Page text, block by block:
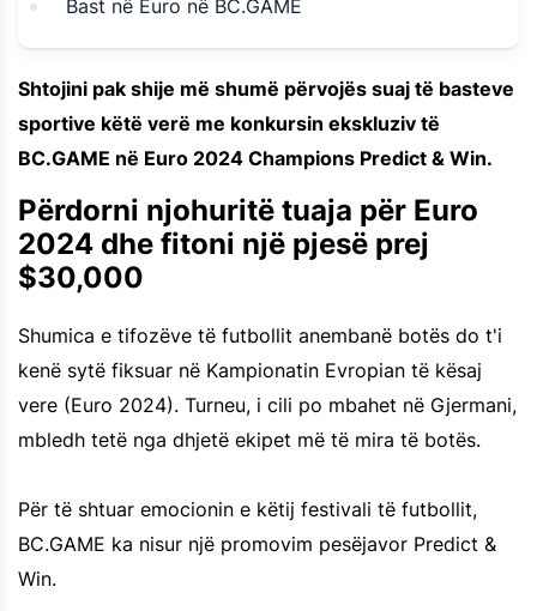
Bast në Euro në BC.GAME
Shtojini pak shije më shumë përvojës suaj të basteve
sportive këtë verë me konkursin ekskluziv të
BC.GAME në Euro 2024 Champions Predict & Win.
Përdorni njohuritë tuaja për Euro
2024 dhe fitoni një pjesë prej
$30,000
Shumica e tifozëve të futbollit anembanë botës do t'i
kenë sytë fiksuar në Kampionatin Evropian të kësaj
vere (Euro 2024). Turneu, i cili po mbahet në Gjermani,
mbledh tetë nga dhjetë ekipet më të mira të botës.
Për të shtuar emocionin e këtij festivali të futbollit,
BC.GAME ka nisur një promovim pesëjavor Predict &
Win.